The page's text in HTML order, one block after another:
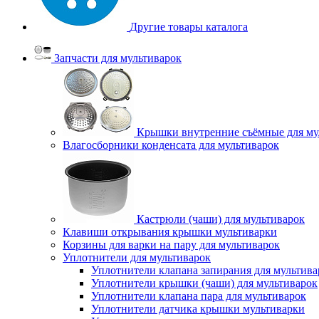
Другие товары каталога
Запчасти для мультиварок
Крышки внутренние съёмные для
Влагосборники конденсата для мультиварок
Кастрюли (чаши) для мультиварок
Клавиши открывания крышки мультиварки
Корзины для варки на пару для мультиварок
Уплотнители для мультиварок
Уплотнители клапана запирания для
Уплотнители крышки (чаши) для мультиварок
Уплотнители клапана пара для мультиварок
Уплотнители датчика крышки мультиварки